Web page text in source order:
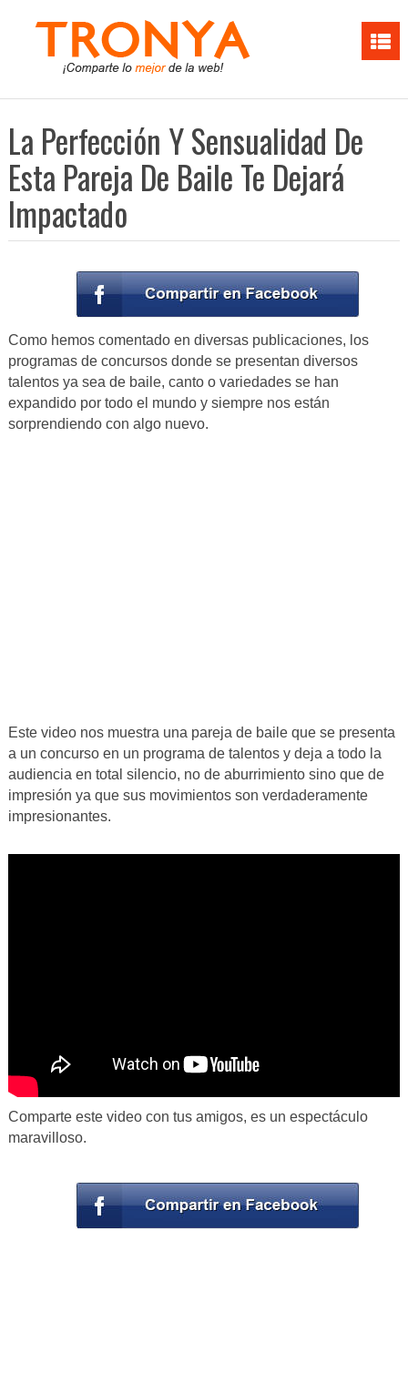
La Perfección Y Sensualidad De
Esta Pareja De Baile Te Dejará
Impactado
Como hemos comentado en diversas publicaciones, los
programas de concursos donde se presentan diversos
talentos ya sea de baile, canto o variedades se han
expandido por todo el mundo y siempre nos están
sorprendiendo con algo nuevo.
Este video nos muestra una pareja de baile que se presenta
a un concurso en un programa de talentos y deja a todo la
audiencia en total silencio, no de aburrimiento sino que de
impresión ya que sus movimientos son verdaderamente
impresionantes.
Comparte este video con tus amigos, es un espectáculo
maravilloso.